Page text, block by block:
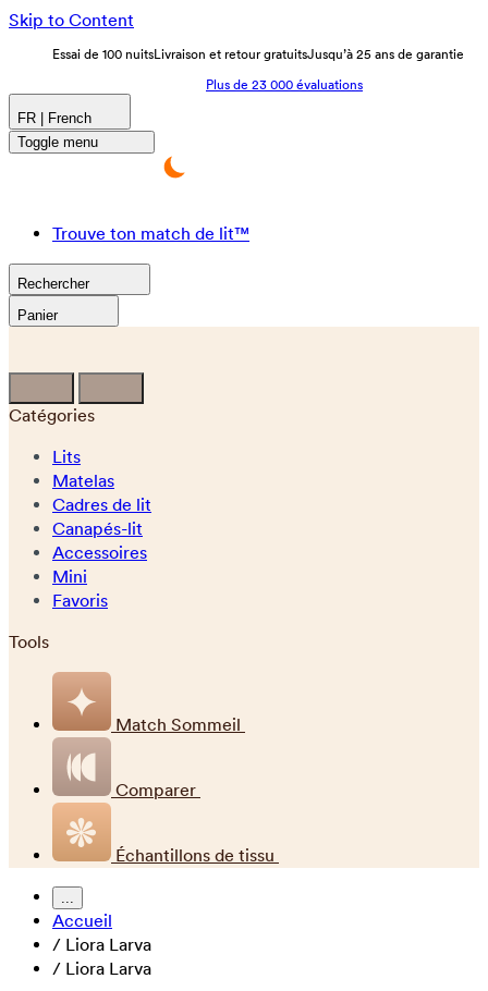
Skip to Content
Essai de 100 nuitsLivraison et retour gratuitsJusqu’à 25 ans de garantie
Plus de 23 000 évaluations
FR | French
Toggle menu
Trouve ton match de lit™
Rechercher
Panier
Catégories
Lits
Matelas
Cadres de lit
Canapés-lit
Accessoires
Mini
Favoris
Tools
Match Sommeil
Comparer
Échantillons de tissu
...
Accueil
/ Liora Larva
/ Liora Larva